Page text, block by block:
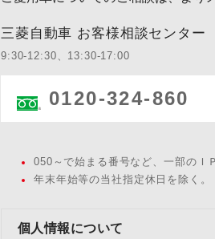
三菱自動車 お客様相談センター
9:30-12:30、13:30-17:00
0120-324-860
050～で始まる番号など、一部のＩ
年末年始等の当社指定休日を除く。
個人情報について